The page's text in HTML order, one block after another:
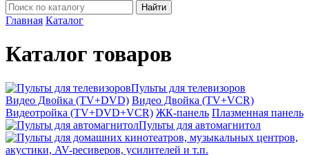
Найти
Главная Каталог
Каталог товаров
Пульты для телевизоров
Видео Двойка (TV+DVD) Видео Двойка (TV+VCR)
Видеотройка (TV+DVD+VCR) ЖК-панель Плазменная панель
Пульты для автомагнитол